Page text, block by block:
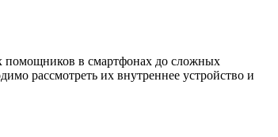
помощников в смартфонах до сложных
рассмотреть их внутреннее устройство и